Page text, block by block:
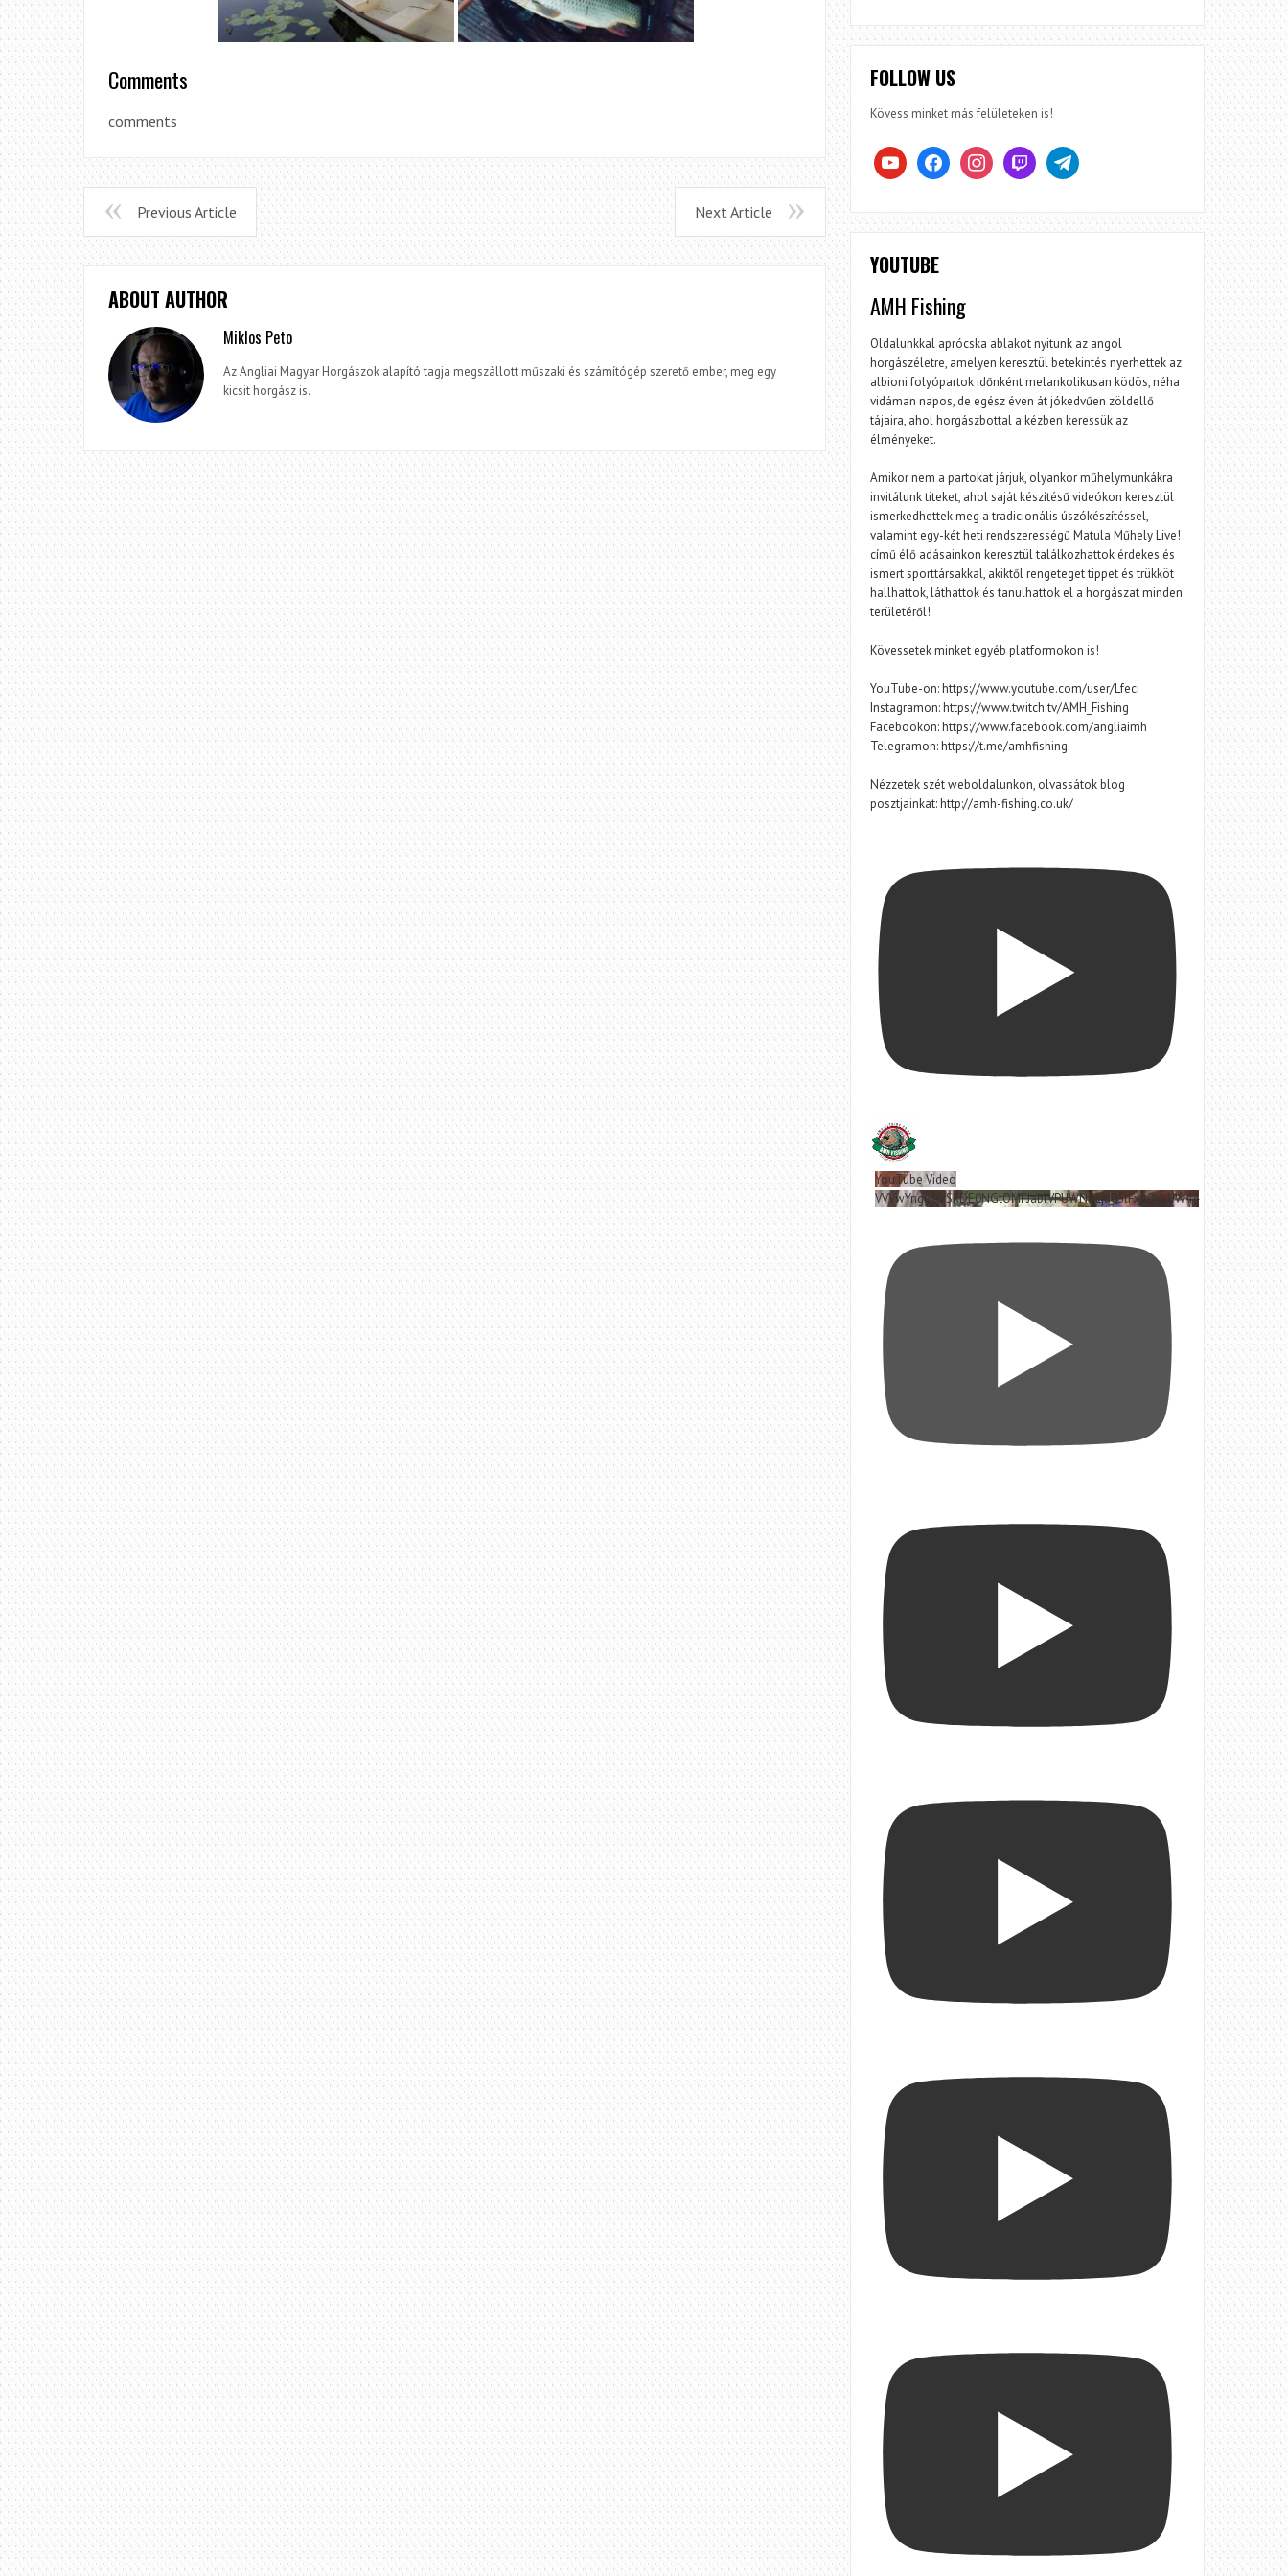
Comments
comments
Previous Article Next Article
ABOUT AUTHOR
Miklos Peto
Az Angliai Magyar Horgászok alapító tagja megszàllott műszaki és számítógép szerető ember, meg egy
kicsit horgász is.
FOLLOW US
Kövess minket más felületeken is!
youtubefacebookinstagramtwitch telegram
YOUTUBE
AMH Fishing
Oldalunkkal aprócska ablakot nyitunk az angol
horgászéletre, amelyen keresztül betekintés nyerhettek az
albioni folyópartok időnként melankolikusan ködös, néha
vidáman napos, de egész éven át jókedvűen zöldellő
tájaira, ahol horgászbottal a kézben keressük az
élményeket.
Amikor nem a partokat járjuk, olyankor műhelymunkákra
invitálunk titeket, ahol saját készítésű videókon keresztül
ismerkedhettek meg a tradicionális úszókészítéssel,
valamint egy-két heti rendszerességű Matula Műhely Live!
című élő adásainkon keresztül találkozhattok érdekes és
ismert sporttársakkal, akiktől rengeteget tippet és trükköt
hallhattok, láthattok és tanulhattok el a horgászat minden
területéről!
Kövessetek minket egyéb platformokon is!
YouTube-on: https://www.youtube.com/user/Lfeci
Instagramon: https://www.twitch.tv/AMH_Fishing
Facebookon: https://www.facebook.com/angliaimh
Telegramon: https://t.me/amhfishing
Nézzetek szét weboldalunkon, olvassátok blog
posztjainkat: http://amh-fishing.co.uk/
YouTube Video
VVVwYngyRjVSRDE0NGtOMFJablVPUWNBLjd0SlFxa0VoUW44